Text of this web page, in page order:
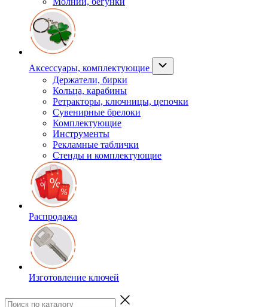
Аксессуары, комплектующие
Держатели, бирки
Кольца, карабины
Ретракторы, ключницы, цепочки
Сувенирные брелоки
Комплектующие
Инструменты
Рекламные таблички
Стенды и комплектующие
Распродажа
Изготовление ключей